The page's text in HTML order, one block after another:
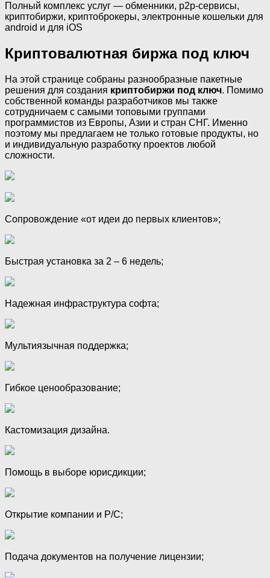
Полный комплекс услуг — обменники, p2p-сервисы,
криптобиржи, криптоброкеры, электронные кошельки для
android и для iOS
Криптовалютная биржа под ключ
На этой странице собраны разнообразные пакетные
решения для создания криптобиржи под ключ. Помимо
собственной команды разработчиков мы также
сотрудничаем с самыми топовыми группами
программистов из Европы, Азии и стран СНГ. Именно
поэтому мы предлагаем не только готовые продукты, но
и индивидуальную разработку проектов любой
сложности.
Сопровождение «от идеи до первых клиентов»;
Быстрая установка за 2 – 6 недель;
Надежная инфраструктура софта;
Мультиязычная поддержка;
Гибкое ценообразование;
Кастомизация дизайна.
Помощь в выборе юрисдикции;
Открытие компании и Р/С;
Подача документов на получение лицензии;